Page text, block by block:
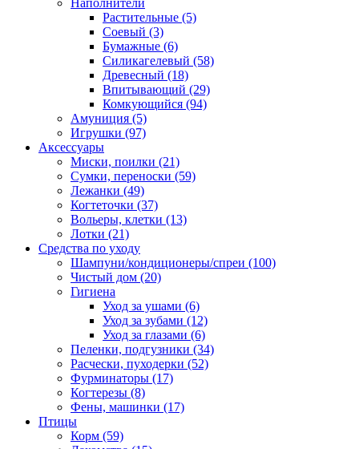
Наполнители
Растительные (5)
Соевый (3)
Бумажные (6)
Силикагелевый (58)
Древесный (18)
Впитывающий (29)
Комкующийся (94)
Амуниция (5)
Игрушки (97)
Аксессуары
Миски, поилки (21)
Сумки, переноски (59)
Лежанки (49)
Когтеточки (37)
Вольеры, клетки (13)
Лотки (21)
Средства по уходу
Шампуни/кондиционеры/спреи (100)
Чистый дом (20)
Гигиена
Уход за ушами (6)
Уход за зубами (12)
Уход за глазами (6)
Пеленки, подгузники (34)
Расчески, пуходерки (52)
Фурминаторы (17)
Когтерезы (8)
Фены, машинки (17)
Птицы
Корм (59)